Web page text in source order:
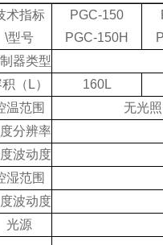
术指标
\型号
PGC-150
PGC-150H
器类型
（ L） 160L
温范围
无光照
分辨率
波动度
湿范围
波动度
光源